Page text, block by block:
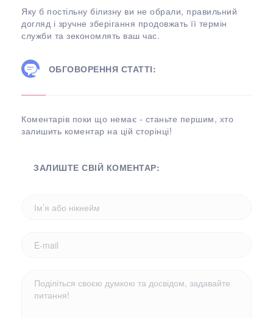
Яку б постільну білизну ви не обрали, правильний
догляд і зручне зберігання продовжать її термін
служби та зекономлять ваш час.
ОБГОВОРЕННЯ СТАТТІ:
Коментарів поки що немає - станьте першим, хто
залишить коментар на цій сторінці!
ЗАЛИШТЕ СВІЙ КОМЕНТАР: